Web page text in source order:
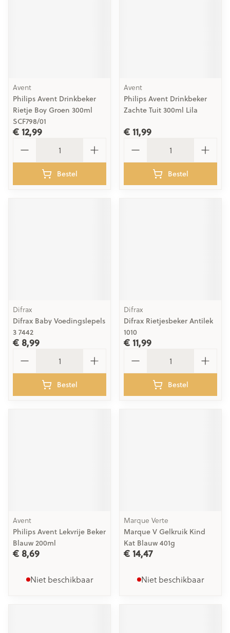
Avent
Philips Avent Drinkbeker
Rietje Boy Groen 300ml
SCF798/01
€ 12,99
Bestel
Avent
Philips Avent Drinkbeker
Zachte Tuit 300ml Lila
€ 11,99
Bestel
Difrax
Difrax Baby Voedingslepels
3 7442
€ 8,99
Bestel
Difrax
Difrax Rietjesbeker Antilek
1010
€ 11,99
Bestel
Avent
Philips Avent Lekvrije Beker
Blauw 200ml
€ 8,69
Niet beschikbaar
Marque Verte
Marque V Gelkruik Kind
Kat Blauw 401g
€ 14,47
Niet beschikbaar